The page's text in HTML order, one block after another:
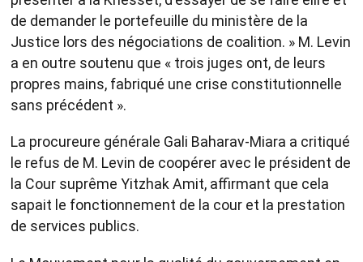
de demander le portefeuille du ministère de la
Justice lors des négociations de coalition. » M. Levin
a en outre soutenu que « trois juges ont, de leurs
propres mains, fabriqué une crise constitutionnelle
sans précédent ».
La procureure générale Gali Baharav-Miara a critiqué
le refus de M. Levin de coopérer avec le président de
la Cour suprême Yitzhak Amit, affirmant que cela
sapait le fonctionnement de la cour et la prestation
de services publics.